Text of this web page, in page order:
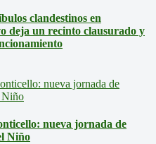
clandestinos en
deja un recinto clausurado y
nueva jornada de
Niño